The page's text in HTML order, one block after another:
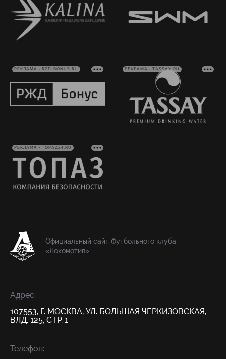
РЕКЛАМА • RZD-BONUS.RU РЕКЛАМА • TASSAY.RU
РЕКЛАМА • TOPAZ24.RU
Официальный сайт Футбольного клуба
«Локомотив»
Адрес:
107553, Г. МОСКВА, УЛ. БОЛЬШАЯ ЧЕРКИЗОВСКАЯ,
ВЛД. 125, СТР. 1
Телефон: